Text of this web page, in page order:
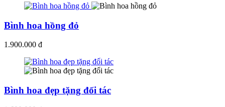
Bình hoa hồng đỏ
1.900.000 đ
Bình hoa đẹp tặng đối tác